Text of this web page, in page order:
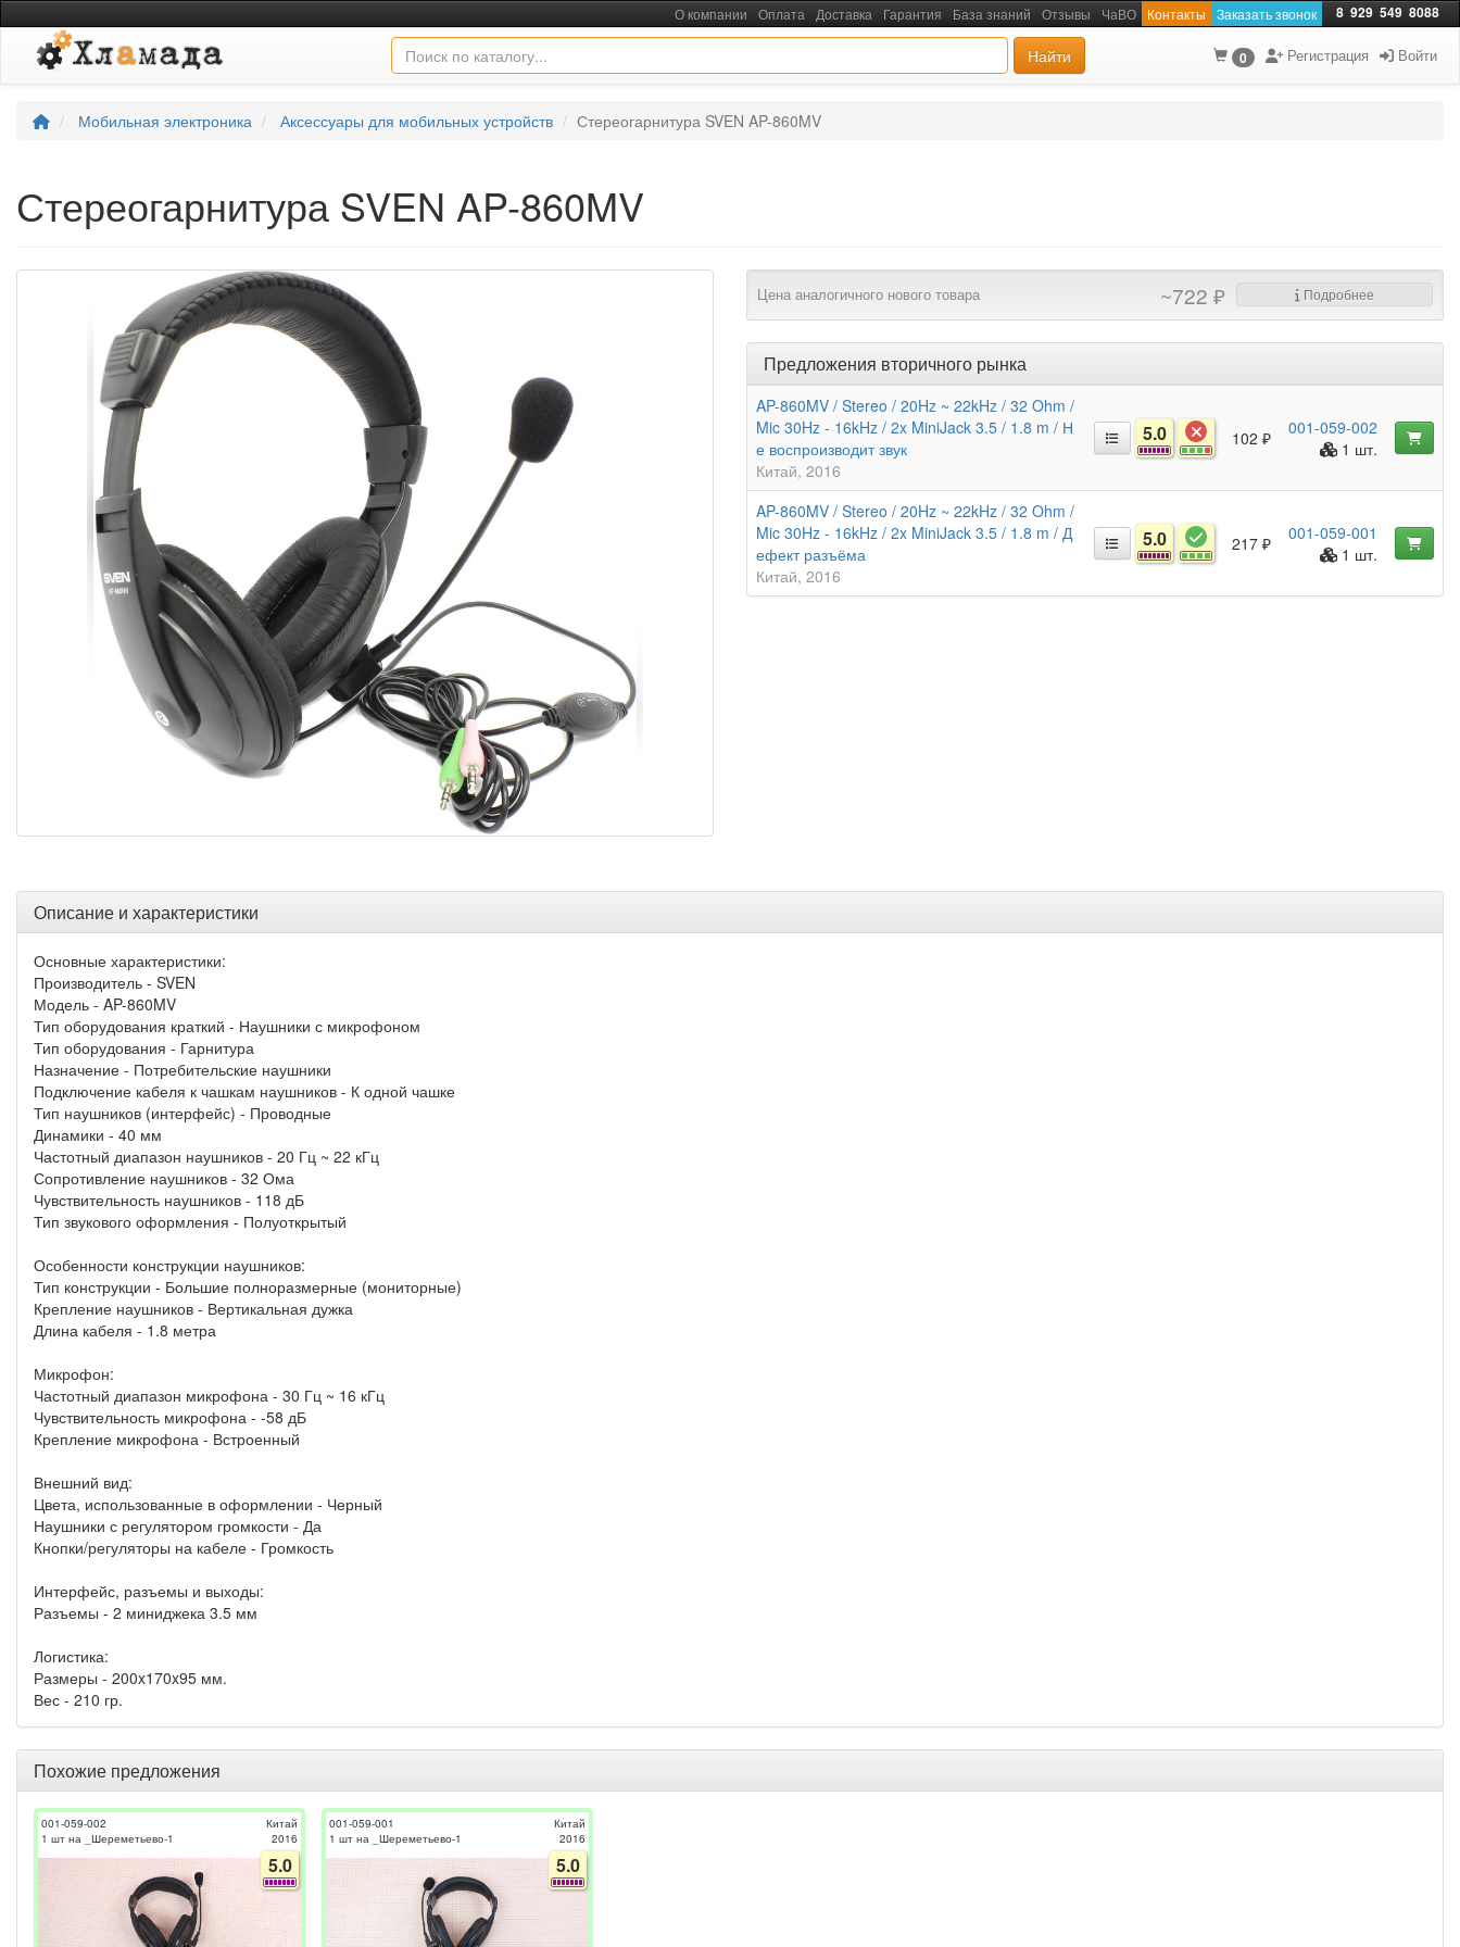
О компании Оплата Доставка Гарантия База знаний Отзывы ЧаВО Контакты Заказать звонок 8 929 549 8088
Найти 0 Регистрация Войти
Мобильная электроника Аксессуары для мобильных устройств Стереогарнитура SVEN AP-860MV
Стереогарнитура SVEN AP-860MV
Цена аналогичного нового товара ~722 ₽ Подробнее
Предложения вторичного рынка
AP-860MV / Stereo / 20Hz ~ 22kHz / 32 Ohm /
Mic 30Hz - 16kHz / 2x MiniJack 3.5 / 1.8 m / Н
е воспроизводит звук
Китай 2016
5.0 102 ₽
001-059-002
1 шт.
AP-860MV / Stereo / 20Hz ~ 22kHz / 32 Ohm /
Mic 30Hz - 16kHz / 2x MiniJack 3.5 / 1.8 m / Д
ефект разъёма
Китай 2016
5.0 217 ₽
001-059-001
1 шт.
Описание и характеристики
Основные характеристики:
Производитель - SVEN
Модель - AP-860MV
Тип оборудования краткий - Наушники с микрофоном
Тип оборудования - Гарнитура
Назначение - Потребительские наушники
Подключение кабеля к чашкам наушников - К одной чашке
Тип наушников (интерфейс) - Проводные
Динамики - 40 мм
Частотный диапазон наушников - 20 Гц ~ 22 кГц
Сопротивление наушников - 32 Ома
Чувствительность наушников - 118 дБ
Тип звукового оформления - Полуоткрытый
Особенности конструкции наушников:
Тип конструкции - Большие полноразмерные (мониторные)
Крепление наушников - Вертикальная дужка
Длина кабеля - 1.8 метра
Микрофон:
Частотный диапазон микрофона - 30 Гц ~ 16 кГц
Чувствительность микрофона - -58 дБ
Крепление микрофона - Встроенный
Внешний вид:
Цвета, использованные в оформлении - Черный
Наушники с регулятором громкости - Да
Кнопки/регуляторы на кабеле - Громкость
Интерфейс, разъемы и выходы:
Разъемы - 2 миниджека 3.5 мм
Логистика:
Размеры - 200x170x95 мм.
Вес - 210 гр.
Похожие предложения
001-059-002
1 шт на _Шереметьево-1
Китай
2016
5.0
001-059-001
1 шт на _Шереметьево-1
Китай
2016
5.0